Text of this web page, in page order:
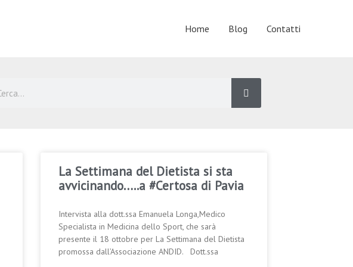
Home Blog Contatti
La Settimana del Dietista si sta
avvicinando…..a #Certosa di Pavia
Intervista alla dott.ssa Emanuela Longa,Medico
Specialista in Medicina dello Sport, che sarà
presente il 18 ottobre per La Settimana del Dietista
promossa dall’Associazione ANDID. Dott.ssa